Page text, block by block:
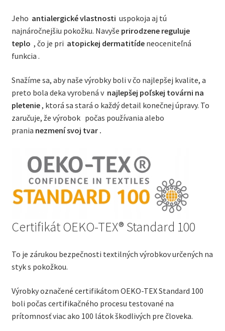
Jeho antialergické vlastnosti uspokoja aj tú
najnáročnejšiu pokožku. Navyše prirodzene reguluje
teplo , čo je pri atopickej dermatitídeneoceniteľná
funkcia .
Snažíme sa, aby naše výrobky boli v čo najlepšej kvalite, a
preto bola deka vyrobená v najlepšej poľskej továrni na
pletenie, ktorá sa stará o každý detail konečnej úpravy. To
zaručuje, že výrobok počas používania alebo
prania nezmení svoj tvar .
Certifikát OEKO-TEX® Standard 100
To je zárukou bezpečnosti textilných výrobkov určených na
styk s pokožkou.
Výrobky označené certifikátom OEKO-TEX Standard 100
boli počas certifikačného procesu testované na
prítomnosť viac ako 100 látok škodlivých pre človeka.